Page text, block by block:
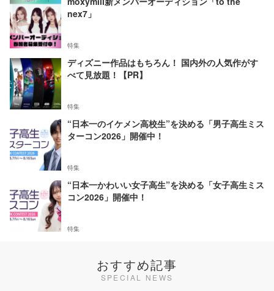
nex7」
特集
ディズニー作品はもちろん！ 国内外の人気作がす
べて見放題！【PR】
特集
“日本一のイケメン高校生”を決める「男子高生ミス
ターコン2026」開催中！
特集
“日本一かわいい女子高生”を決める「女子高生ミス
コン2026」開催中！
特集
おすすめ記事
SPECIAL NEWS